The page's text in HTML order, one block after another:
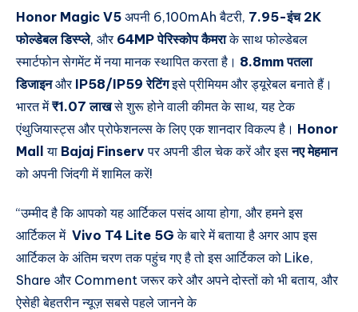
Honor Magic V5 अपनी 6,100mAh बैटरी, 7.95-इंच 2K
फोल्डेबल डिस्प्ले, और 64MP पेरिस्कोप कैमराके साथ फोल्डेबल
स्मार्टफोन सेगमेंट में नया मानक स्थापित करता है। 8.8mm पतला
डिजाइनऔर IP58/IP59 रेटिंगइसे प्रीमियम और ड्यूरेबल बनाते हैं।
भारत में₹1.07 लाखसे शुरू होने वाली कीमत के साथ, यह टेक
एंथुजियास्ट्स और प्रोफेशनल्स के लिए एक शानदार विकल्प है। Honor
Mall
या Bajaj Finserv पर अपनी डील चेक करें और इसनए मेहमान
को अपनी जिंदगी में शामिल करें!
“उम्मीद है कि आपको यह आर्टिकल पसंद आया होगा, और हमने इस
आर्टिकल में Vivo T4 Lite 5G के बारे में बताया है अगर आप इस
आर्टिकल के अंतिम चरण तक पहुंच गए है तो इस आर्टिकल को Like,
Share और Comment जरूर करे और अपने दोस्तों को भी बताय, और
ऐसेही बेहतरीन न्यूज़ सबसे पहले जानने के